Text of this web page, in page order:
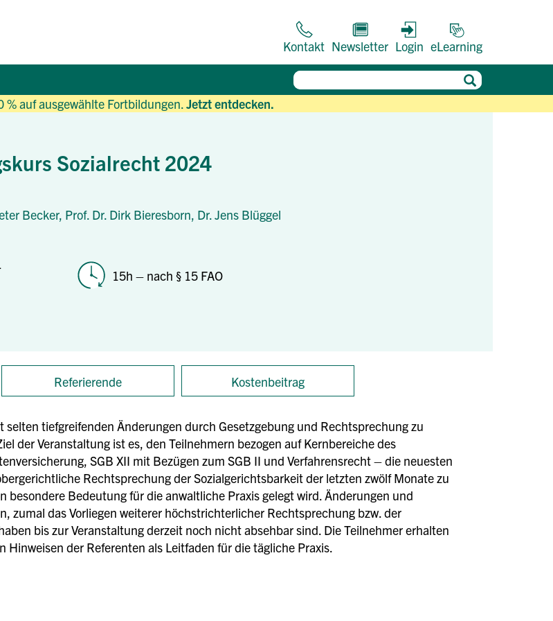
% auf ausgewählte Fortbildungen.Jetzt entdecken.
Kontakt Newsletter Login eLearning
Sozialrecht 2024
Becker, Prof. Dr. Dirk Bieresborn, Dr. Jens Blüggel
15h – nach § 15 FAO
Referierende Kostenbeitrag
tiefgreifenden Änderungen durch Gesetzgebung und Rechtsprechung zu
der Veranstaltung ist es, den Teilnehmern bezogen auf Kernbereiche des
SGB XII mit Bezügen zum SGB II und Verfahrensrecht – die neuesten
Rechtsprechung der Sozialgerichtsbarkeit der letzten zwölf Monate zu
besondere Bedeutung für die anwaltliche Praxis gelegt wird. Änderungen und
zumal das Vorliegen weiterer höchstrichterlicher Rechtsprechung bzw. der
bis zur Veranstaltung derzeit noch nicht absehbar sind. Die Teilnehmer erhalten
der Referenten als Leitfaden für die tägliche Praxis.